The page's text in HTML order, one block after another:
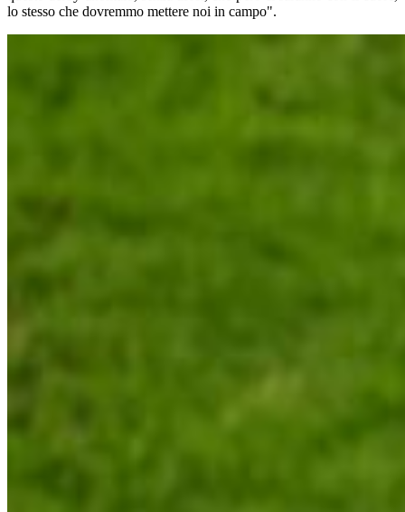
lo stesso che dovremmo mettere noi in campo".